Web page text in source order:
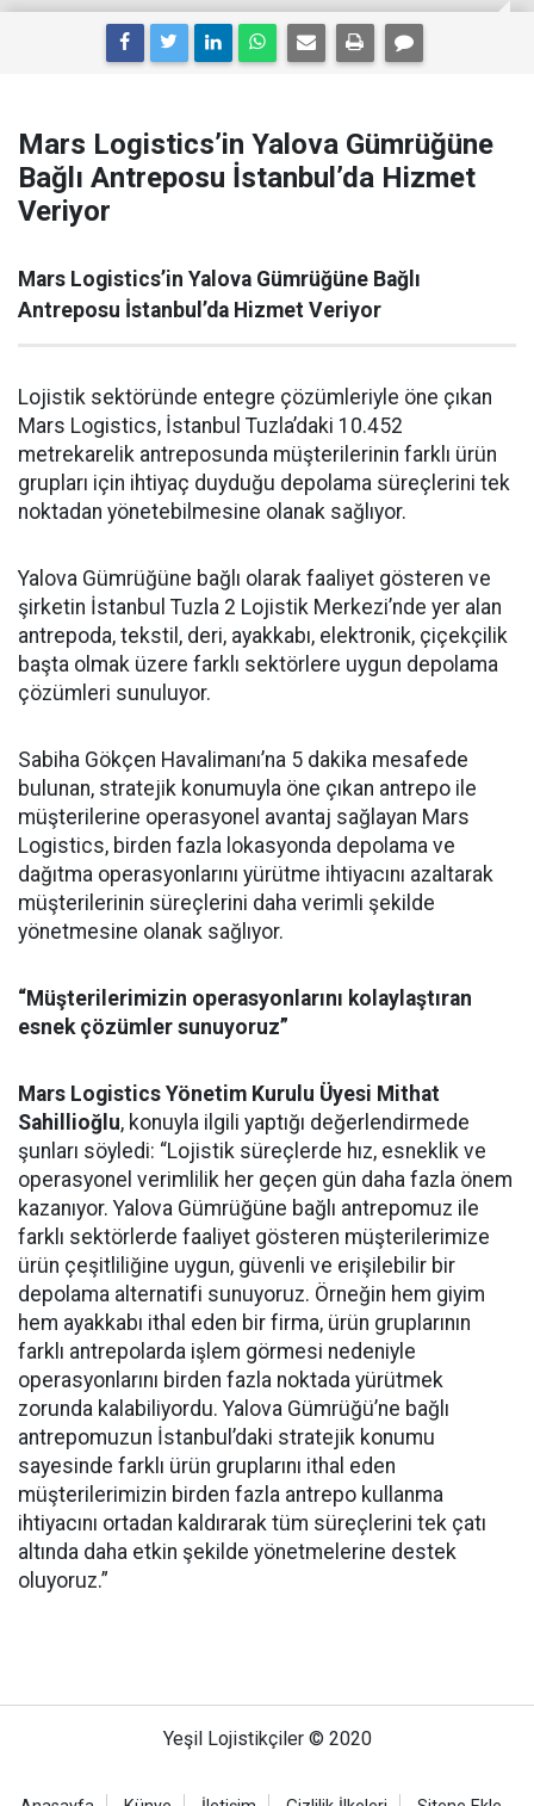
Mars Logistics’in Yalova Gümrüğüne
Bağlı Antreposu İstanbul’da Hizmet
Veriyor
Mars Logistics’in Yalova Gümrüğüne Bağlı
Antreposu İstanbul’da Hizmet Veriyor
Lojistik sektöründe entegre çözümleriyle öne çıkan
Mars Logistics, İstanbul Tuzla’daki 10.452
metrekarelik antreposunda müşterilerinin farklı ürün
grupları için ihtiyaç duyduğu depolama süreçlerini tek
noktadan yönetebilmesine olanak sağlıyor.
Yalova Gümrüğüne bağlı olarak faaliyet gösteren ve
şirketin İstanbul Tuzla 2 Lojistik Merkezi’nde yer alan
antrepoda, tekstil, deri, ayakkabı, elektronik, çiçekçilik
başta olmak üzere farklı sektörlere uygun depolama
çözümleri sunuluyor.
Sabiha Gökçen Havalimanı’na 5 dakika mesafede
bulunan, stratejik konumuyla öne çıkan antrepo ile
müşterilerine operasyonel avantaj sağlayan Mars
Logistics, birden fazla lokasyonda depolama ve
dağıtma operasyonlarını yürütme ihtiyacını azaltarak
müşterilerinin süreçlerini daha verimli şekilde
yönetmesine olanak sağlıyor.
“Müşterilerimizin operasyonlarını kolaylaştıran
esnek çözümler sunuyoruz”
Mars Logistics Yönetim Kurulu Üyesi Mithat
Sahillioğlu, konuyla ilgili yaptığı değerlendirmede
şunları söyledi: “Lojistik süreçlerde hız, esneklik ve
operasyonel verimlilik her geçen gün daha fazla önem
kazanıyor. Yalova Gümrüğüne bağlı antrepomuz ile
farklı sektörlerde faaliyet gösteren müşterilerimize
ürün çeşitliliğine uygun, güvenli ve erişilebilir bir
depolama alternatifi sunuyoruz. Örneğin hem giyim
hem ayakkabı ithal eden bir firma, ürün gruplarının
farklı antrepolarda işlem görmesi nedeniyle
operasyonlarını birden fazla noktada yürütmek
zorunda kalabiliyordu. Yalova Gümrüğü’ne bağlı
antrepomuzun İstanbul’daki stratejik konumu
sayesinde farklı ürün gruplarını ithal eden
müşterilerimizin birden fazla antrepo kullanma
ihtiyacını ortadan kaldırarak tüm süreçlerini tek çatı
altında daha etkin şekilde yönetmelerine destek
oluyoruz.”
Yeşil Lojistikçiler © 2020